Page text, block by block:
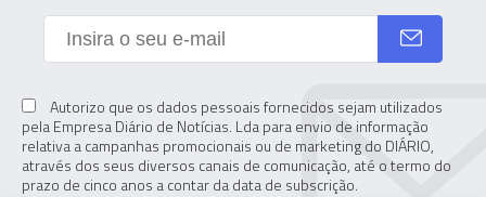
Autorizo que os dados pessoais fornecidos sejam utilizados
pela Empresa Diário de Notícias. Lda para envio de informação
relativa a campanhas promocionais ou de marketing do DIÁRIO,
através dos seus diversos canais de comunicação, até o termo do
prazo de cinco anos a contar da data de subscrição.